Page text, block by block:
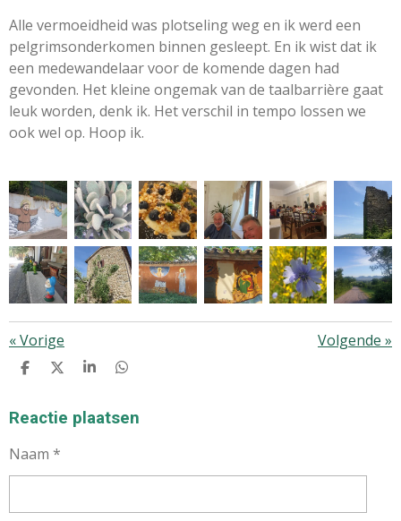
Alle vermoeidheid was plotseling weg en ik werd een
pelgrimsonderkomen binnen gesleept. En ik wist dat ik
een medewandelaar voor de komende dagen had
gevonden. Het kleine ongemak van de taalbarrière gaat
leuk worden, denk ik. Het verschil in tempo lossen we
ook wel op. Hoop ik.
«Vorige Volgende »
D
E
D
L
S
R
D
E
Reactie plaatsen
Naam *